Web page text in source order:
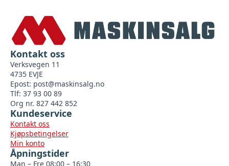
Kontakt oss
Verksvegen 11
4735 EVJE
Epost: post@maskinsalg.no
Tlf: 37 93 00 89
Org nr. 827 442 852
Kundeservice
Kontakt oss
Kjøpsbetingelser
Min konto
Åpningstider
Man – Fre 08:00 – 16:30